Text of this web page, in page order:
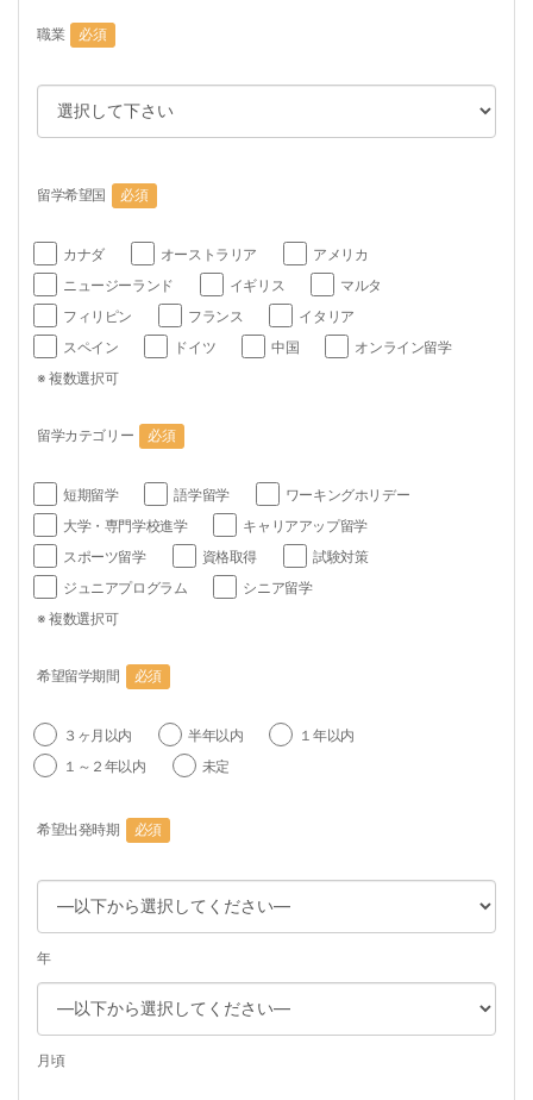
職業 必須
留学希望国 必須
カナダ オーストラリア
アメリカ
ニュージーランド
イギリス
マルタ
フィリピン
フランス
イタリア
スペイン
ドイツ 中国
オンライン留学
※ 複数選択可
留学カテゴリー 必須
短期留学 語学留学
ワーキングホリデー
大学・専門学校進学
キャリアアップ留学
スポーツ留学
資格取得
試験対策
ジュニアプログラム
シニア留学
※ 複数選択可
希望留学期間 必須
３ヶ月以内 半年以内
１年以内
１～２年以内
未定
希望出発時期 必須
年
月頃